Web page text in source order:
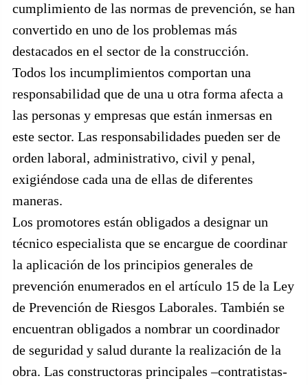
cumplimiento de las normas de prevención, se han
convertido en uno de los problemas más
destacados en el sector de la construcción.
Todos los incumplimientos comportan una
responsabilidad que de una u otra forma afecta a
las personas y empresas que están inmersas en
este sector. Las responsabilidades pueden ser de
orden laboral, administrativo, civil y penal,
exigiéndose cada una de ellas de diferentes
maneras.
Los promotores están obligados a designar un
técnico especialista que se encargue de coordinar
la aplicación de los principios generales de
prevención enumerados en el artículo 15 de la Ley
de Prevención de Riesgos Laborales. También se
encuentran obligados a nombrar un coordinador
de seguridad y salud durante la realización de la
obra. Las constructoras principales –contratistas-